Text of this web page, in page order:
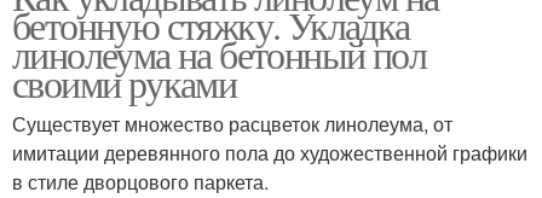
бетонную стяжку. Укладка
линолеума на бетонный пол
своими руками
Существует множество расцветок линолеума, от
имитации деревянного пола до художественной графики
в стиле дворцового паркета.